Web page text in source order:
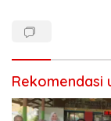
Rekomendasi